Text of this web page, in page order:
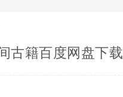
古籍百度网盘下载